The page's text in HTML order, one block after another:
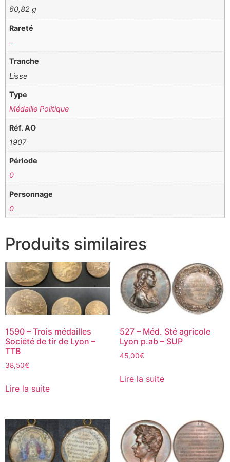
60,82 g
Rareté
–
Tranche
Lisse
Type
Médaille Politique
Réf. AO
1907
Période
0
Personnage
0
Produits similaires
1590 – Trois médailles
Société de tir de Lyon –
TTB
38,50€
Lire la suite
527 – Méd. Sté agricole
Lyon p.ab – SUP
45,00€
Lire la suite